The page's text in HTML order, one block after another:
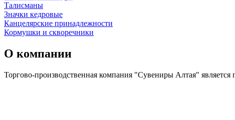
Талисманы
Значки кедровые
Канцелярские принадлежности
Кормушки и скворечники
О компании
Торгово-производственная компания "Сувениры Алтая"